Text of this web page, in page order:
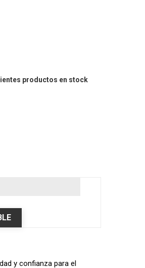
productos en stock
y confianza para el